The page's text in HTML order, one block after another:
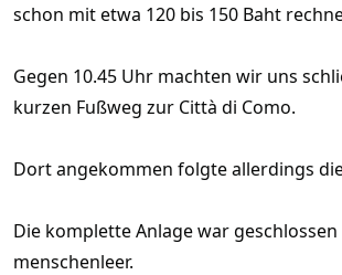
schon mit etwa 120 bis 150 Baht
Gegen 10.45 Uhr machten wir uns
kurzen Fußweg zur Città di Como.
Dort angekommen folgte allerdings
Die komplette Anlage war
menschenleer.